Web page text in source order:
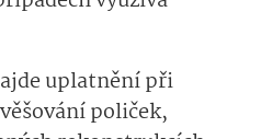
uplatnění při
poliček,